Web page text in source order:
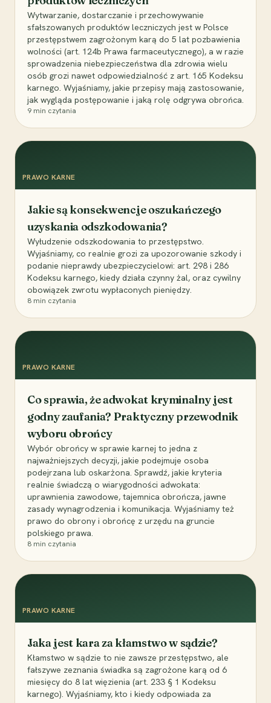
Wytwarzanie, dostarczanie i przechowywanie
sfałszowanych produktów leczniczych jest w Polsce
przestępstwem zagrożonym karą do 5 lat pozbawienia
wolności (art. 124b Prawa farmaceutycznego), a w razie
sprowadzenia niebezpieczeństwa dla zdrowia wielu
osób grozi nawet odpowiedzialność z art. 165 Kodeksu
karnego. Wyjaśniamy, jakie przepisy mają zastosowanie,
jak wygląda postępowanie i jaką rolę odgrywa obrońca.
9 min czytania
PRAWO KARNE
Jakie są konsekwencje oszukańczego
uzyskania odszkodowania?
Wyłudzenie odszkodowania to przestępstwo.
Wyjaśniamy, co realnie grozi za upozorowanie szkody i
podanie nieprawdy ubezpieczycielowi: art. 298 i 286
Kodeksu karnego, kiedy działa czynny żal, oraz cywilny
obowiązek zwrotu wypłaconych pieniędzy.
8 min czytania
PRAWO KARNE
Co sprawia, że adwokat kryminalny jest
godny zaufania? Praktyczny przewodnik
wyboru obrońcy
Wybór obrońcy w sprawie karnej to jedna z
najważniejszych decyzji, jakie podejmuje osoba
podejrzana lub oskarżona. Sprawdź, jakie kryteria
realnie świadczą o wiarygodności adwokata:
uprawnienia zawodowe, tajemnica obrończa, jawne
zasady wynagrodzenia i komunikacja. Wyjaśniamy też
prawo do obrony i obrońcę z urzędu na gruncie
polskiego prawa.
8 min czytania
PRAWO KARNE
Jaka jest kara za kłamstwo w sądzie?
Kłamstwo w sądzie to nie zawsze przestępstwo, ale
fałszywe zeznania świadka są zagrożone karą od 6
miesięcy do 8 lat więzienia (art. 233 § 1 Kodeksu
karnego). Wyjaśniamy, kto i kiedy odpowiada za